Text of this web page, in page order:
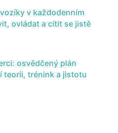
v každodenním
ovládat a cítit se jistě
osvědčený plán
teorii, trénink a jistotu